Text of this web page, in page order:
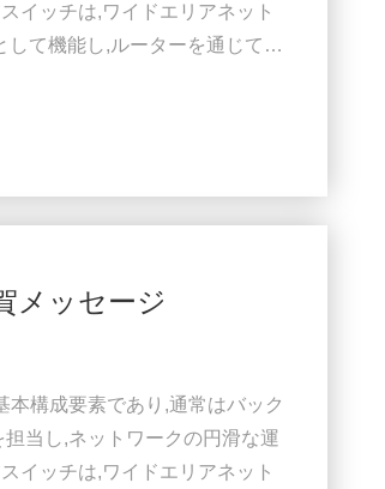
イッチは,ワイドエリアネット
て機能し,ルーターを通じてサ
には,コアレイヤスイッチは大
メッセージ
構成要素であり,通常はバック
当し,ネットワークの円滑な運
イッチは,ワイドエリアネット